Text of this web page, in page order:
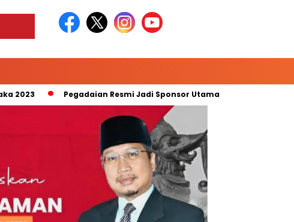
Pegadaian Resmi Jadi Sponsor Utama “Pegadaian Liga 2 Musim